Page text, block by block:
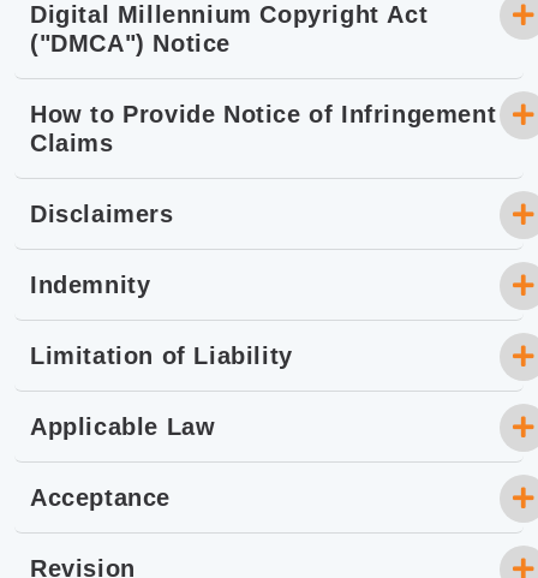
Digital Millennium Copyright Act
("DMCA") Notice
How to Provide Notice of Infringement
Claims
Disclaimers
Indemnity
Limitation of Liability
Applicable Law
Acceptance
Revision